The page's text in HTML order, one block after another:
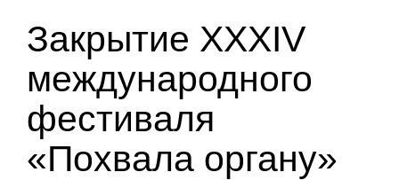
Закрытие XXXIV
международного
фестиваля
«Похвала органу»